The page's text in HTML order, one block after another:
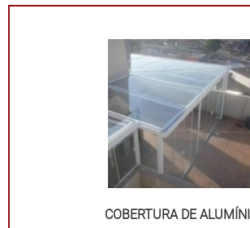
e eficiência sejam man.
COBERTURA DE